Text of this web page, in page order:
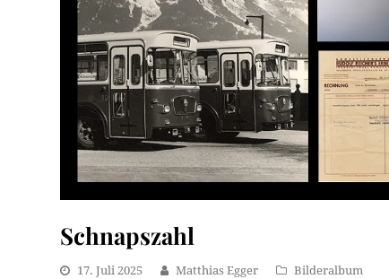
Schnapszahl
17. Juli 2025 Matthias Egger Bilderalbum